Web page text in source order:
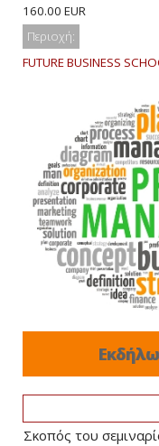
160.00 EUR
Περιοχή:
FUTURE BUSINESS
Σκοπός του